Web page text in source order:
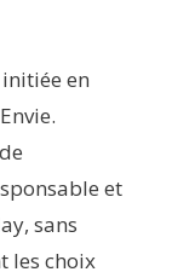
en
et
sans
les choix